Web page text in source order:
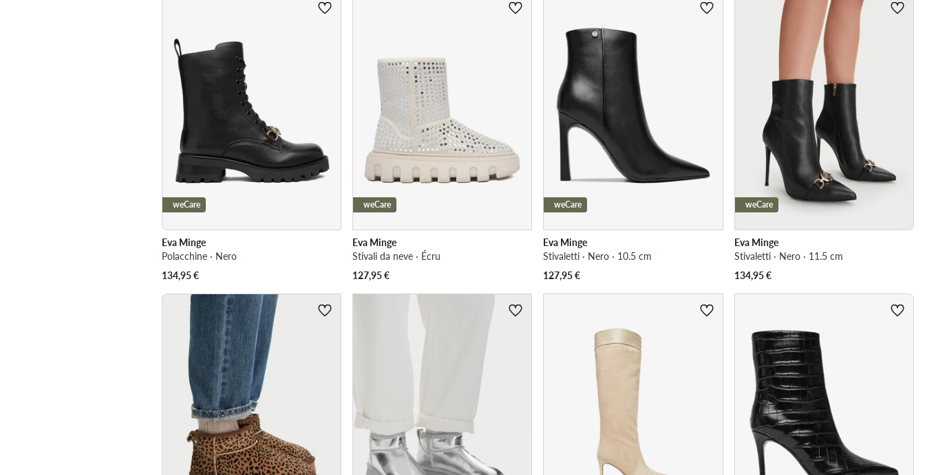
weCare
Eva Minge
Polacchine · Nero
134,95€
weCare
Eva Minge
Stivali da neve · Écru
127,95€
weCare
Eva Minge
Stivaletti · Nero · 10.5 cm
127,95€
weCare
Eva Minge
Stivaletti · Nero · 11.5 cm
134,95€